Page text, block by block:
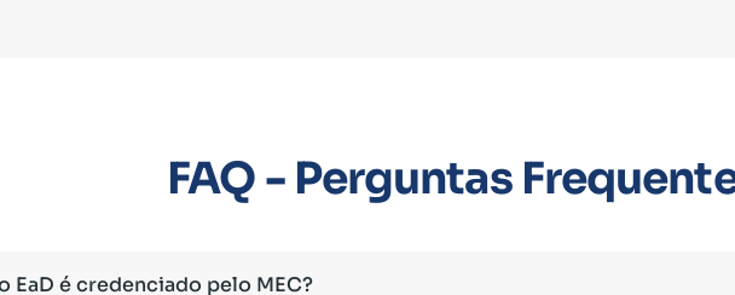
FAQ - Perguntas
EaD é credenciado pelo MEC?